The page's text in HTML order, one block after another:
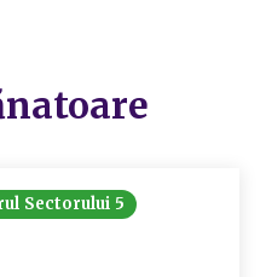
Sectorului 5